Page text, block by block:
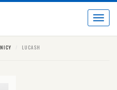
Toggle
LUCASH